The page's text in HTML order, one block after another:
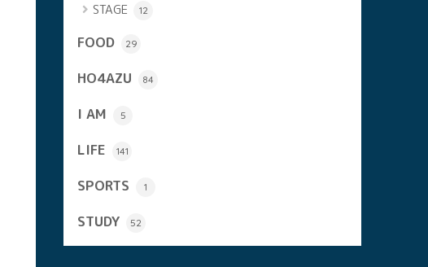
STAGE 12
FOOD 29
HO4AZU 84
I AM 5
LIFE 141
SPORTS 1
STUDY 52